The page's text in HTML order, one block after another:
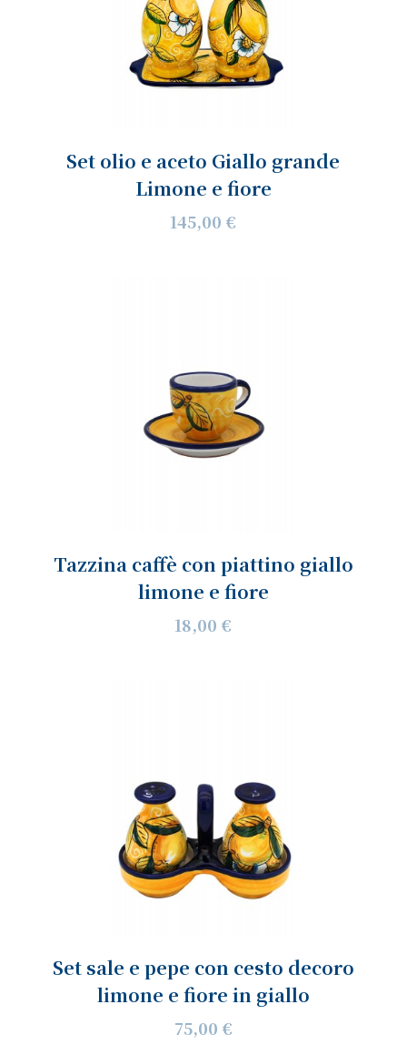
Set olio e aceto Giallo grande
Limone e fiore
145,00 €
Tazzina caffè con piattino giallo
limone e fiore
18,00 €
Set sale e pepe con cesto decoro
limone e fiore in giallo
75,00 €